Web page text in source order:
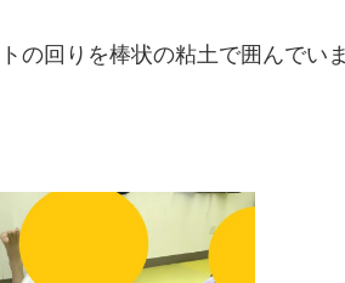
の回りを棒状の粘土で囲んでい